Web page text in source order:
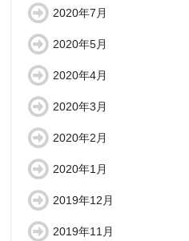
2020年7月
2020年5月
2020年4月
2020年3月
2020年2月
2020年1月
2019年12月
2019年11月